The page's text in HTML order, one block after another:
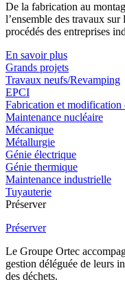
De la fabrication au
l’ensemble des travaux
procédés des entreprises
En savoir plus
Grands projets
Travaux neufs/Revamping
EPCI
Fabrication et modification
Maintenance nucléaire
Mécanique
Métallurgie
Génie électrique
Génie thermique
Maintenance industrielle
Tuyauterie
Préserver
Préserver
Le Groupe Ortec
gestion déléguée de leurs
des déchets.